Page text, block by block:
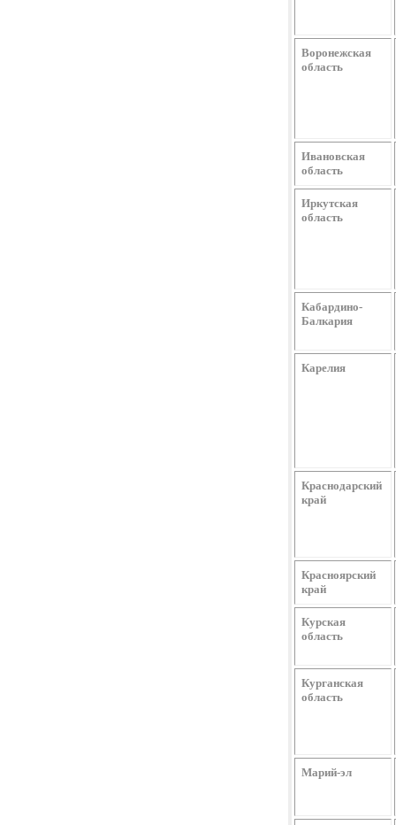
Воронежская
область
Ивановская
область
Иркутская
область
Кабардино-
Балкария
Карелия
Краснодарский
край
Красноярский
край
Курская
область
Курганская
область
Марий-эл